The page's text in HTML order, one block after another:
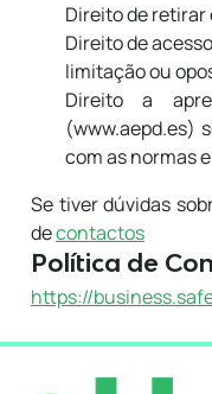
Direito de
Direito de
limitação ou
Direito a
(www.aepd.es)
com as normas
Se tiver dúvidas
decontactos
Política de
https://